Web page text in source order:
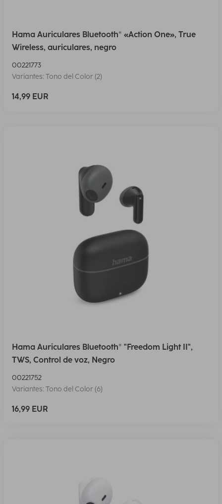
Hama Auriculares Bluetooth® «Action One», True
Wireless, auriculares, negro
00221773
Variantes: Tono del Color (2)
14,99 EUR
Hama Auriculares Bluetooth® "Freedom Light II",
TWS, Control de voz, Negro
00221752
Variantes: Tono del Color (6)
16,99 EUR